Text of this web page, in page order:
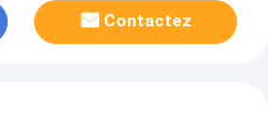
Contactez